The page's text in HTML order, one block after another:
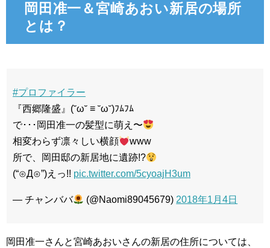
岡田准一＆宮崎あおい新居の場所
とは？
#プロファイラー
『西郷隆盛』(˘ω˘ ≡ ˘ω˘)ﾌﾑﾌﾑ
で･･･岡田准一の髪型に萌え〜
相変わらず凛々しい横顔
www
所で、岡田邸の新居地に遺跡!?
(“⊙Д⊙”)えっ!! pic.twitter.com/5cyoajH3um
— チャンババ (@Naomi89045679) 2018年1月4日
岡田准一さんと宮崎あおいさんの新居の住所については、